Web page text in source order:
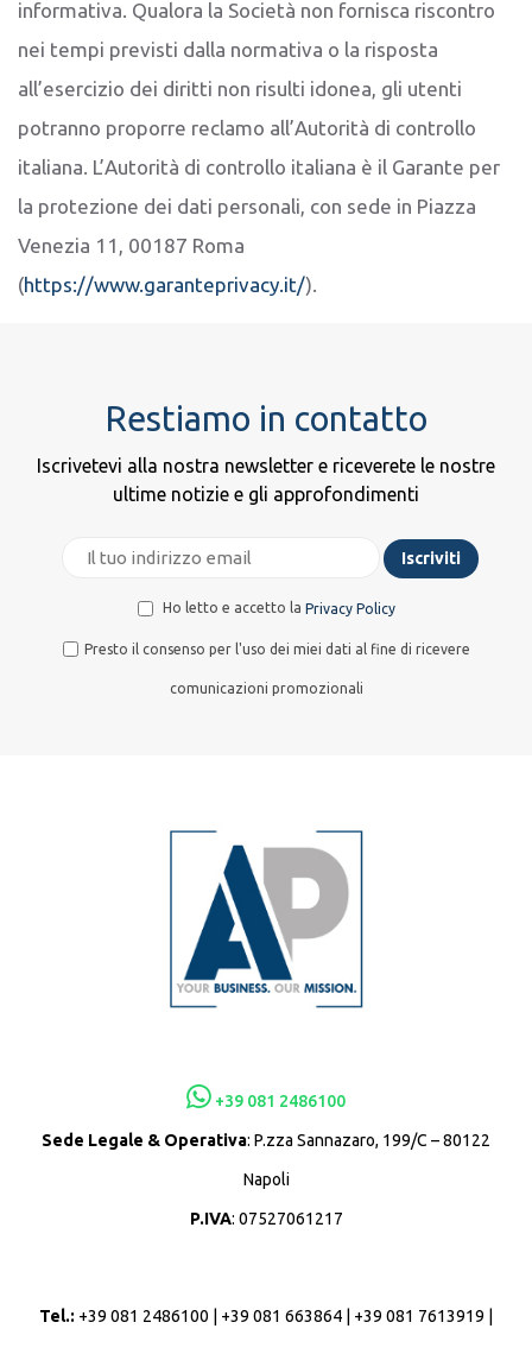
informativa. Qualora la Società non fornisca riscontro
nei tempi previsti dalla normativa o la risposta
all’esercizio dei diritti non risulti idonea, gli utenti
potranno proporre reclamo all’Autorità di controllo
italiana. L’Autorità di controllo italiana è il Garante per
la protezione dei dati personali, con sede in Piazza
Venezia 11, 00187 Roma
(https://www.garanteprivacy.it/).
Restiamo in contatto
Iscrivetevi alla nostra newsletter e riceverete le nostre
ultime notizie e gli approfondimenti
Ho letto e accetto la Privacy Policy
Presto il consenso per l'uso dei miei dati al fine di ricevere
comunicazioni promozionali
+39 081 2486100
Sede Legale & Operativa: P.zza Sannazaro, 199/C – 80122
Napoli
P.IVA: 07527061217
Tel.: +39 081 2486100 | +39 081 663864 | +39 081 7613919 |